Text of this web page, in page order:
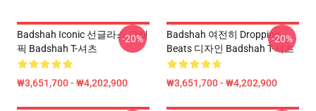
Badshah Iconic 선글라스 그래
픽 Badshah T-셔츠
₩3,651,700 - ₩4,202,900
-20%
Badshah 여전히 Dropping
Beats 디자인 Badshah T-셔츠
₩3,651,700 - ₩4,202,900
-20%